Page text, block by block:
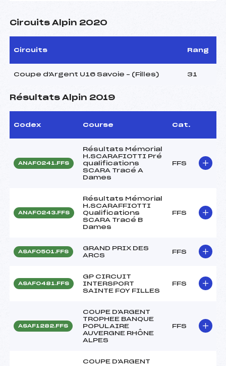
Circuits Alpin 2020
Circuits Rang
Coupe d'Argent U16 Savoie – (Filles) 31
Résultats Alpin 2019
Codex Course Cat.
ANAF0241.FFS
Résultats Mémorial
H.SCARAFIOTTI Pré
qualifications
SCARA Tracé A
Dames
FFS
ANAF0243.FFS
Résultats Mémorial
H.SCARAFFIOTTI
Qualifications
SCARA Tracé B
Dames
FFS
ASAF0501.FFS
GRAND PRIX DES
ARCS
FFS
ASAF0481.FFS
GP CIRCUIT
INTERSPORT
SAINTE FOY FILLES
FFS
ASAF1282.FFS
COUPE D'ARGENT
TROPHEE BANQUE
POPULAIRE
AUVERGNE RHÔNE
ALPES
FFS
COUPE D'ARGENT